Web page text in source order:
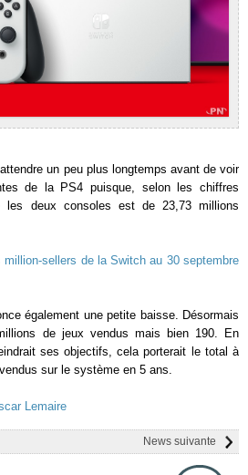
un peu plus longtemps avant de voir
de la PS4 puisque, selon les chiffres
les deux consoles est de 23,73 millions
million-sellers de la Switch au 30 septembre
également une petite baisse. Désormais
de jeux vendus mais bien 190. En
ses objectifs, cela porterait le total à
sur le système en 5 ans.
Lemaire
News suivante